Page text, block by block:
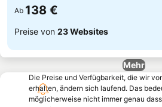
Ab 138 €
Preise von 23 Websites
Mehr
Die Preise und Verfügbarkeit, die wir
erhalten, ändern sich laufend. Das
möglicherweise nicht immer genau